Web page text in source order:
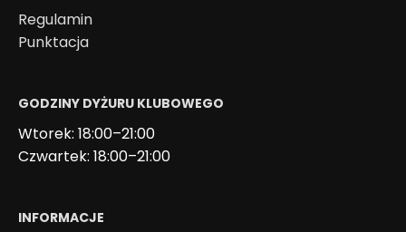
Regulamin
Punktacja
GODZINY DYŻURU KLUBOWEGO
Wtorek: 18:00–21:00
Czwartek: 18:00–21:00
INFORMACJE